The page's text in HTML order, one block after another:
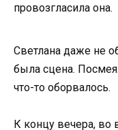
провозгласила она.
Светлана даже не
была сцена.
что-то оборвалось.
К концу вечера, во